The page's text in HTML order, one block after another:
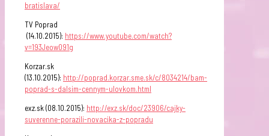
bratislava/
TV Poprad
(14.10.2015): https://www.youtube.com/watch?
v=193Jeow091g
Korzar.sk
(13.10.2015): http://poprad.korzar.sme.sk/c/8034214/bam-
poprad-s-dalsim-cennym-ulovkom.html
exz.sk (08.10.2015): http://exz.sk/doc/23906/cajky-
suverenne-porazili-novacika-z-popradu